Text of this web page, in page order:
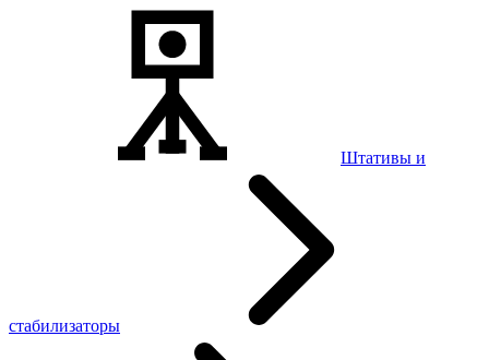
Штативы и
стабилизаторы